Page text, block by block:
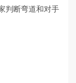
判断弯道和对手